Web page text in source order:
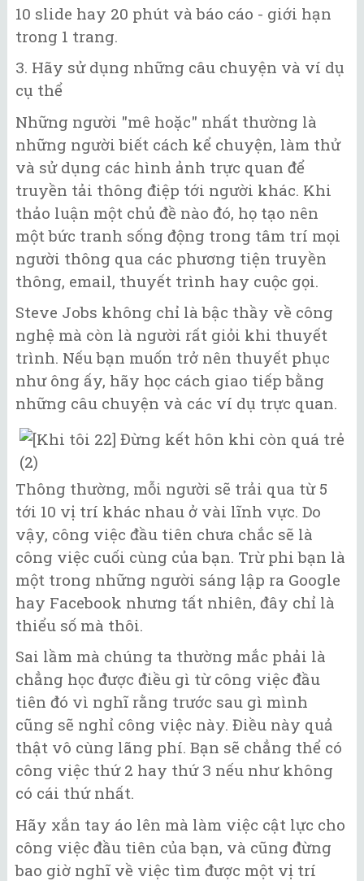
10 slide hay 20 phút và báo cáo - giới hạn
trong 1 trang.
3. Hãy sử dụng những câu chuyện và ví dụ
cụ thể
Những người "mê hoặc" nhất thường là
những người biết cách kể chuyện, làm thử
và sử dụng các hình ảnh trực quan để
truyền tải thông điệp tới người khác. Khi
thảo luận một chủ đề nào đó, họ tạo nên
một bức tranh sống động trong tâm trí mọi
người thông qua các phương tiện truyền
thông, email, thuyết trình hay cuộc gọi.
Steve Jobs không chỉ là bậc thầy về công
nghệ mà còn là người rất giỏi khi thuyết
trình. Nếu bạn muốn trở nên thuyết phục
như ông ấy, hãy học cách giao tiếp bằng
những câu chuyện và các ví dụ trực quan.
Thông thường, mỗi người sẽ trải qua từ 5
tới 10 vị trí khác nhau ở vài lĩnh vực. Do
vậy, công việc đầu tiên chưa chắc sẽ là
công việc cuối cùng của bạn. Trừ phi bạn là
một trong những người sáng lập ra Google
hay Facebook nhưng tất nhiên, đây chỉ là
thiểu số mà thôi.
Sai lầm mà chúng ta thường mắc phải là
chẳng học được điều gì từ công việc đầu
tiên đó vì nghĩ rằng trước sau gì mình
cũng sẽ nghỉ công việc này. Điều này quả
thật vô cùng lãng phí. Bạn sẽ chẳng thể có
công việc thứ 2 hay thứ 3 nếu như không
có cái thứ nhất.
Hãy xắn tay áo lên mà làm việc cật lực cho
công việc đầu tiên của bạn, và cũng đừng
bao giờ nghĩ về việc tìm được một vị trí